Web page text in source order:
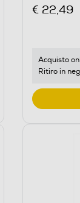
€ 22,49
Acquisto
Ritiro in